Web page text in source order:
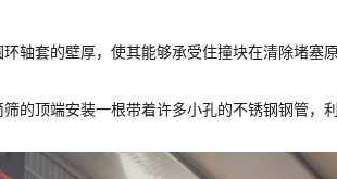
轴套的壁厚，使其能够承受住撞块在清除堵塞
的顶端安装一根带着许多小孔的不锈钢钢管，